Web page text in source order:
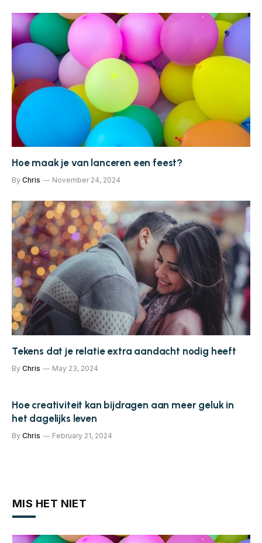
Hoe maak je van lanceren een feest?
By Chris November 24, 2024
Tekens dat je relatie extra aandacht nodig heeft
By Chris May 23, 2024
Hoe creativiteit kan bijdragen aan meer geluk in
het dagelijks leven
By Chris February 21, 2024
MIS HET NIET